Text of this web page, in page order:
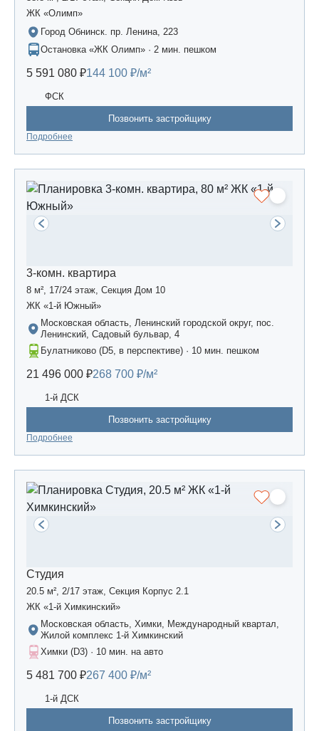
ЖК «Олимп»
Город Обнинск. пр. Ленина, 223
Остановка «ЖК Олимп» · 2 мин. пешком
5 591 080 ₽144 100 ₽/м²
ФСК
Позвонить застройщику
Подробнее
3-комн. квартира
8 м², 17/24 этаж, Секция Дом 10
ЖК «1-й Южный»
Московская область, Ленинский городской округ, пос.
Ленинский, Садовый бульвар, 4
Булатниково (D5, в перспективе) · 10 мин. пешком
21 496 000 ₽268 700 ₽/м²
1-й ДСК
Позвонить застройщику
Подробнее
Студия
20.5 м², 2/17 этаж, Секция Корпус 2.1
ЖК «1-й Химкинский»
Московская область, Химки, Международный квартал,
Жилой комплекс 1-й Химкинский
Химки (D3) · 10 мин. на авто
5 481 700 ₽267 400 ₽/м²
1-й ДСК
Позвонить застройщику